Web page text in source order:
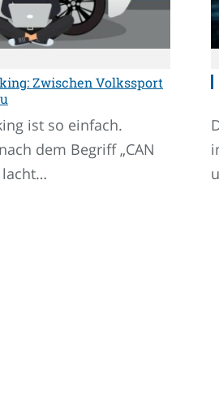
Zwischen Volkssport
ist so einfach.
dem Begriff „CAN
lacht…